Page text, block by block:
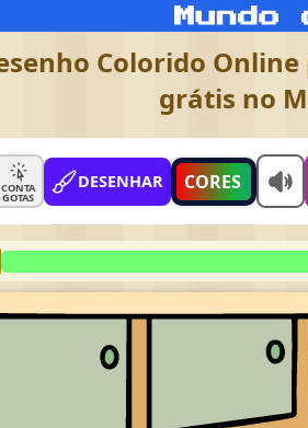
Colorido
grátis no
CONTA
GOTAS
DESENHAR CORES